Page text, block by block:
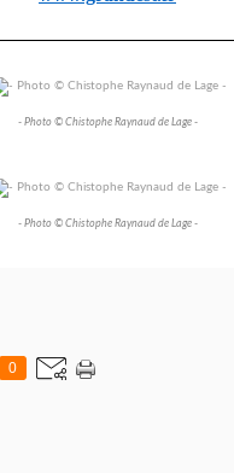
- Photo © Chistophe Raynaud de Lage -
- Photo © Chistophe Raynaud de Lage -
0